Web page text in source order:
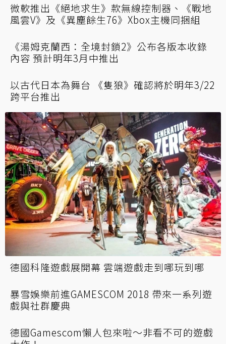
微軟推出《絕地求生》款無線控制器、《戰地
風雲V》及《異塵餘生76》Xbox主機同捆組
《湯姆克蘭西：全境封鎖2》公布各版本收錄
內容 預計明年3月中推出
以古代日本為舞台 《隻狼》確認將於明年3/22
跨平台推出